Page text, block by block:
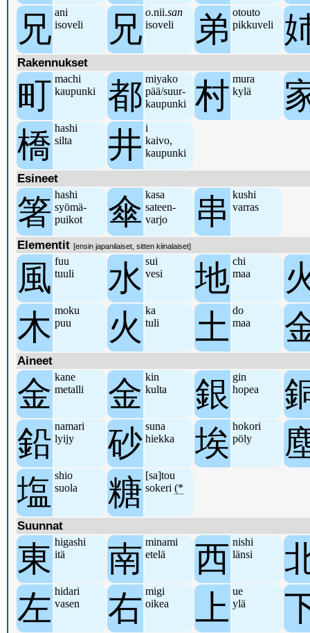
兄 ani
isoveli
兄 o.nii.san
isoveli
弟 otouto
pikkuveli
Rakennukset
町 machi
kaupunki
都 miyako
pää/suur-
kaupunki
村 mura
kylä
橋 hashi
silta
井 i
kaivo,
kaupunki
Esineet
箸 hashi
syömä-
puikot
傘 kasa
sateen-
varjo
串 kushi
varras
Elementit [ensin japanilaiset, sitten kiinalaiset]
風 fuu
tuuli
水 sui
vesi
地 chi
maa
木 moku
puu
火
ka
tuli
土 do
maa
Aineet
金 kane
metalli
金 kin
kulta
銀 gin
hopea
鉛 namari
lyijy
砂 suna
hiekka
埃 hokori
pöly
塩 shio
suola
糖 [sa]tou
sokeri (*
Suunnat
東 higashi
itä
南 minami
etelä
西 nishi
länsi
左 hidari
vasen
右 migi
oikea
上 ue
ylä